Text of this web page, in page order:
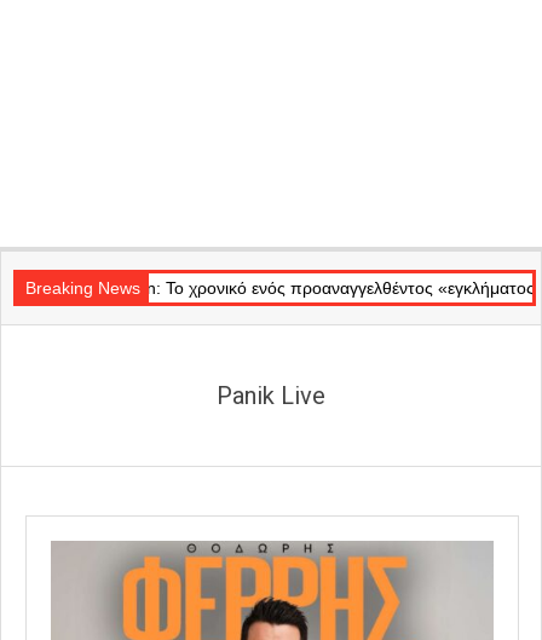
Navigation
Menu
Breaking NewsΤο χρονικό ενός προαναγγελθέντος «εγκλήματος» στις
Panik Live